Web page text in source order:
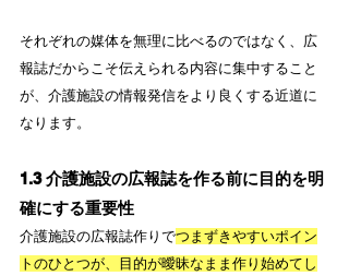
それぞれの媒体を無理に比べるのではなく、広
報誌だからこそ伝えられる内容に集中すること
が、介護施設の情報発信をより良くする近道に
なります。
1.3 介護施設の広報誌を作る前に目的を明
確にする重要性
介護施設の広報誌作りでつまずきやすいポイン
トのひとつが、目的が曖昧なまま作り始めてし